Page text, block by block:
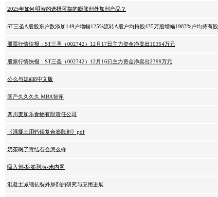
2025年如何明智的选择可靠的膨胀剂外加剂产品？
ST三圣A股股东户数添加149户增幅125%流转A股户均持股435万股增幅1983%户均持有
股票行情快报：ST三圣（002742）12月17日主力资金净卖出10394万元
股票行情快报：ST三圣（002742）12月16日主力资金净卖出2399万元
公么与媳妇8中文版
国产久久久久 MBA智库
四川麦加乐食物有限责任公司
《混凝土用钙镁复合膨胀剂》pdf
奶茶喝了肾结石会怎么样
吸入剂-标签列表-米内网
混凝土减缩抗裂外加剂的研究与应用进展